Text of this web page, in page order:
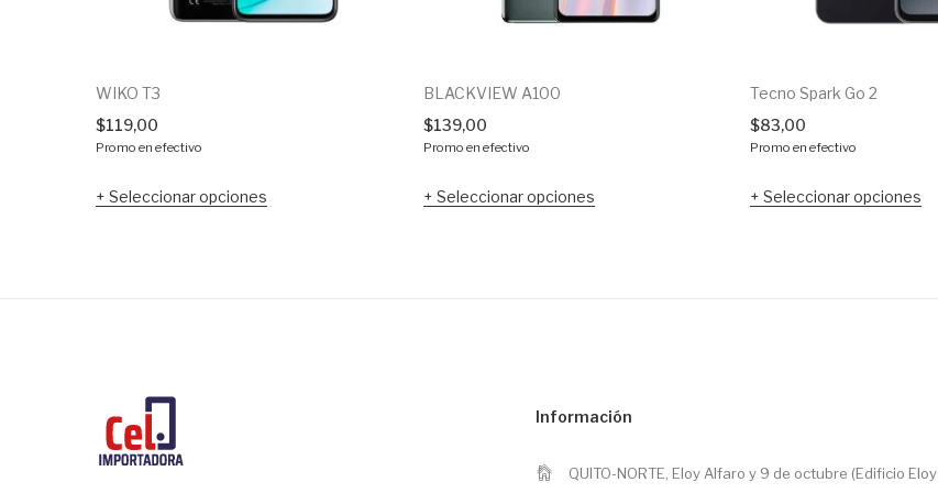
WIKO T3
$119,00
Promo en efectivo
Seleccionar opciones
BLACKVIEW A100
$139,00
Promo en efectivo
Seleccionar opciones
Tecno Spark Go 2
$83,00
Promo en efectivo
Seleccionar opciones
Información
QUITO-NORTE, Eloy Alfaro y 9 de octubre (Edificio Eloy